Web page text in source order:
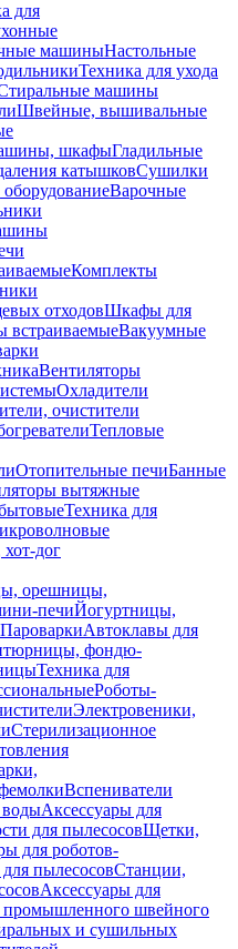
для
машиныНастольные
Техника для ухода
машины
Швейные, вышивальные
шкафыГладильные
катышковСушилки
Варочные
Комплекты
отходовШкафы для
Вакуумные
Вентиляторы
Охладители
очистители
Тепловые
Отопительные печиБанные
вытяжные
Техника для
дог
орешницы,
печиЙогуртницы,
ПароваркиАвтоклавы для
фондю-
Техника для
Роботы-
Электровеники,
Стерилизационное
Вспениватели
водыАксессуары для
для пылесосовЩетки,
для роботов-
пылесосовСтанции,
Аксессуары для
промышленного швейного
и сушильных